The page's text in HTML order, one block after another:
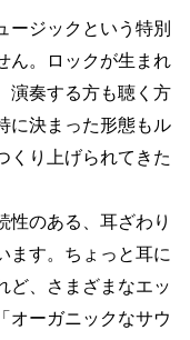
ジックという特別
ん。ロックが生まれ
演奏する方も聴く方
に決まった形態もル
くり上げられてきた
のある、耳ざわり
ます。ちょっと耳に
ど、さまざまなエッ
ーガニックなサウ